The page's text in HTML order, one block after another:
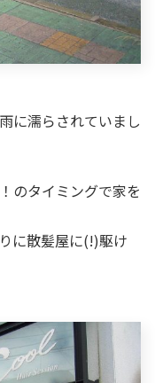
に濡らされていまし
のタイミングで家を
に散髪屋に(!)駆け